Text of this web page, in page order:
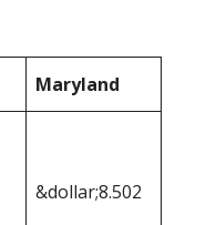
Maryland
&dollar;8.502